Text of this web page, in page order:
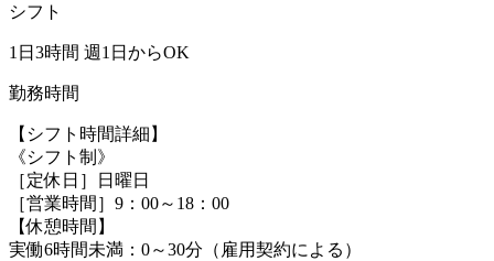
シフト
1日3時間 週1日からOK
勤務時間
【シフト時間詳細】
《シフト制》
［定休日］日曜日
［営業時間］9：00～18：00
【休憩時間】
実働6時間未満：0～30分（雇用契約による）